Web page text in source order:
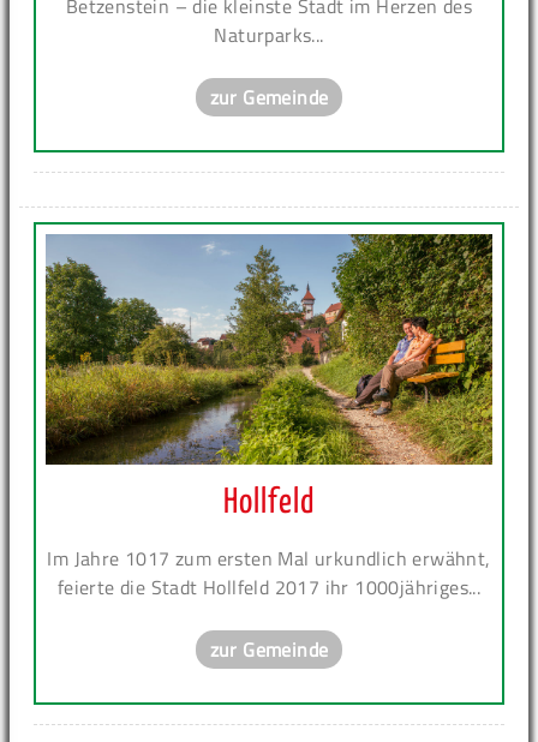
Betzenstein – die kleinste Stadt im Herzen des
Naturparks...
zur Gemeinde
Hollfeld
Im Jahre 1017 zum ersten Mal urkundlich erwähnt,
feierte die Stadt Hollfeld 2017 ihr 1000jähriges...
zur Gemeinde